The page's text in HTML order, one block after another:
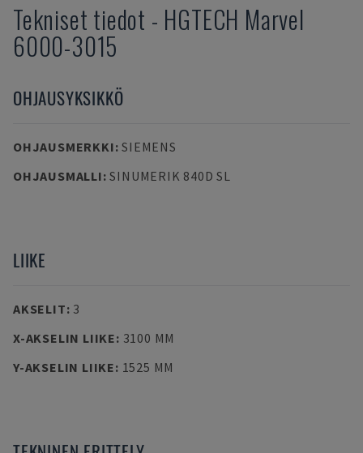
Tekniset tiedot - HGTECH Marvel
6000-3015
OHJAUSYKSIKKÖ
OHJAUSMERKKI:SIEMENS
OHJAUSMALLI:SINUMERIK 840D SL
LIIKE
AKSELIT: 3
X-AKSELIN LIIKE: 3100 MM
Y-AKSELIN LIIKE: 1525 MM